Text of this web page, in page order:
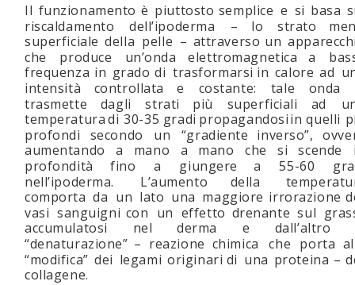
Il funzionamento è piuttosto semplice e si basa
riscaldamento dell’ipoderma – lo strato
superficiale della pelle – attraverso un
che produce un’onda elettromagnetica a
frequenza in grado di trasformarsi in calore ad
intensità controllata e costante: tale
trasmette dagli strati più superficiali ad
temperatura di 30-35 gradi propagandosi in quelli
profondi secondo un “gradiente inverso”,
aumentando a mano a mano che si
profondità fino a giungere a 55-60
nell’ipoderma. L’aumento della
comporta da un lato una maggiore irrorazione
vasi sanguigni con un effetto drenante sul
accumulatosi nel derma e
“denaturazione” – reazione chimica che porta
“modifica” dei legami originari di una proteina –
collagene.